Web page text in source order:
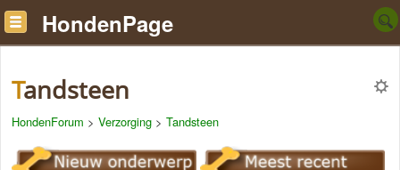
HondenPage
Tandsteen
HondenForum > Verzorging > Tandsteen